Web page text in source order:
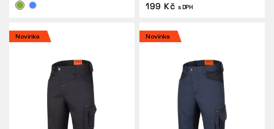
199 Kč s DPH
Novinka Novinka